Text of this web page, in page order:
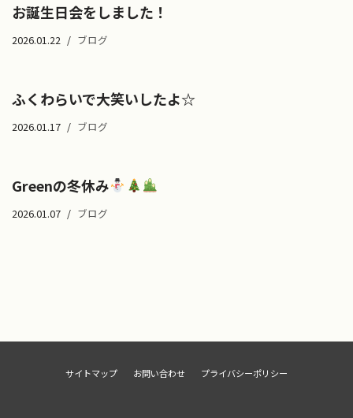
お誕生日会をしました！
2026.01.22 ブログ
ふくわらいで大笑いしたよ☆
2026.01.17 ブログ
Greenの冬休み
2026.01.07 ブログ
サイトマップ お問い合わせ プライバシーポリシー